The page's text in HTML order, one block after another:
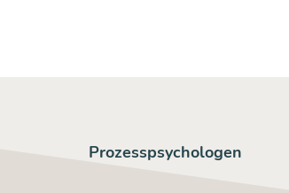
Prozesspsychologen